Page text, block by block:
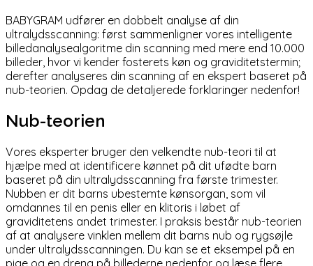
BABYGRAM udfører en dobbelt analyse af din
ultralydsscanning: først sammenligner vores intelligente
billedanalysealgoritme din scanning med mere end 10.000
billeder, hvor vi kender fosterets køn og graviditetstermin;
derefter analyseres din scanning af en ekspert baseret på
nub-teorien. Opdag de detaljerede forklaringer nedenfor!
Nub-teorien
Vores eksperter bruger den velkendte nub-teori til at
hjælpe med at identificere kønnet på dit ufødte barn
baseret på din ultralydsscanning fra første trimester.
Nubben er dit barns ubestemte kønsorgan, som vil
omdannes til en penis eller en klitoris i løbet af
graviditetens andet trimester. I praksis består nub-teorien
af at analysere vinklen mellem dit barns nub og rygsøjle
under ultralydsscanningen. Du kan se et eksempel på en